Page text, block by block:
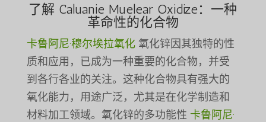
了解 Caluanie Muelear Oxidize：一种
革命性的化合物
卡鲁阿尼·穆尔埃拉氧化氧化锌因其独特的性
质和应用，已成为一种重要的化合物，并受
到各行各业的关注。这种化合物具有强大的
氧化能力，用途广泛，尤其是在化学制造和
材料加工领域。氧化锌的多功能性 卡鲁阿尼·